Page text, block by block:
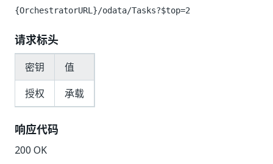
{OrchestratorURL}/odata/Tasks?$top=2
请求标头
密钥
值
授权
承载
响应代码
200 OK